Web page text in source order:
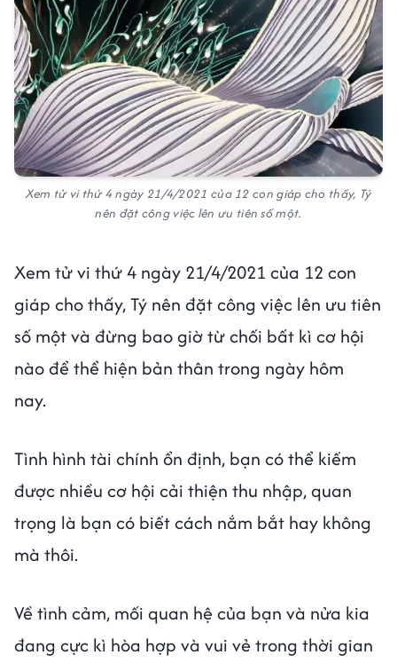
Xem tử vi thứ 4 ngày 21/4/2021 của 12 con giáp cho thấy, Tý
nên đặt công việc lên ưu tiên số một.
Xem tử vi thứ 4 ngày 21/4/2021 của 12 con
giáp cho thấy, Tý nên đặt công việc lên ưu tiên
số một và đừng bao giờ từ chối bất kì cơ hội
nào để thể hiện bản thân trong ngày hôm
nay.
Tình hình tài chính ổn định, bạn có thể kiếm
được nhiều cơ hội cải thiện thu nhập, quan
trọng là bạn có biết cách nắm bắt hay không
mà thôi.
Về tình cảm, mối quan hệ của bạn và nửa kia
đang cực kì hòa hợp và vui vẻ trong thời gian